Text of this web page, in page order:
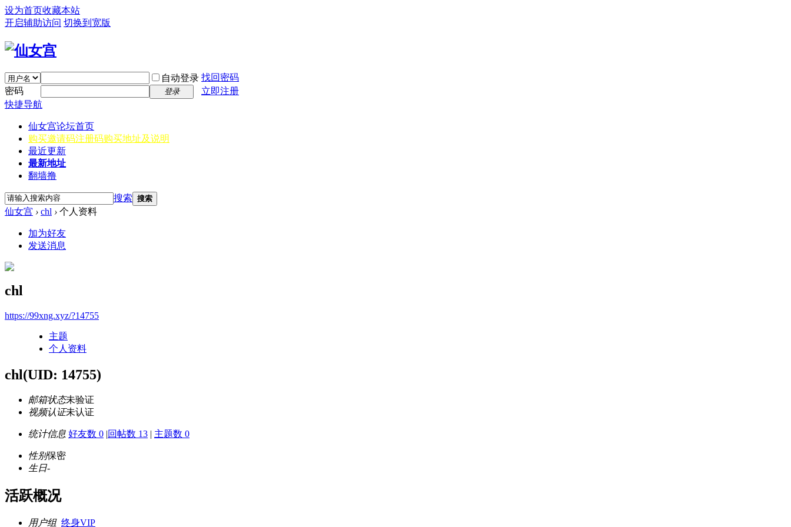
设为首页收藏本站
开启辅助访问 切换到宽版
自动登录 找回密码
密码
登录
立即注册
快捷导航
仙女宫论坛首页
购买邀请码注册码购买地址及说明
最近更新
最新地址
翻墙撸
搜索 搜索
仙女宫 › chl › 个人资料
加为好友
发送消息
chl
https://99xng.xyz/?14755
主题
个人资料
chl(UID: 14755)
邮箱状态未验证
视频认证未认证
统计信息 好友数 0 |回帖数 13 | 主题数 0
性别保密
生日-
活跃概况
用户组 终身VIP